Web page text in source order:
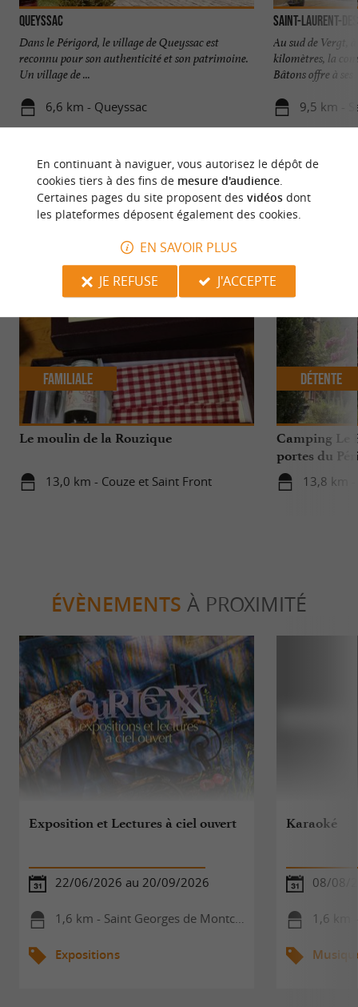
Queyssac
Dans le Périgord, le village de Queyssac est
reconnu pour son authenticité et son patrimoine.
Un village de ...
6,6 km - Queyssac
Saint-Laurent-
Au sud de Vergt,
kilomètres, la
Bâtons offre à ses
9,5 km -
NOUS AVONS TESTÉ
Le moulin de la Rouzique
13,0 km - Couze et Saint Front
Familiale
Camping Le
portes du
13,8 km
Détente
ÉVÈNEMENTS À PROXIMITÉ
Exposition et Lectures à ciel ouvert
22/06/2026 au 20/09/2026
1,6 km - Saint Georges de Montclard
Expositions
Karaoké
08/08/
1,6 km -
En continuant à naviguer, vous autorisez le dépôt de
cookies tiers à des fins de mesure d'audience.
Certaines pages du site proposent des vidéosdont
les plateformes déposent également des cookies.
EN SAVOIR PLUS
JE REFUSE
J'ACCEPTE